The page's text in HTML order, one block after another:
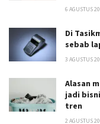
6 AGUSTUS
Di
sebab
3 AGUSTUS
Alasan
jadi
tren
2 AGUSTUS